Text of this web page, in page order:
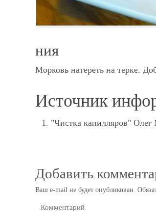
ния
Морковь натереть на терке.
Источник
"Чистка капилляров" Олег
Добавить
Ваш e-mail не будет опубликован.